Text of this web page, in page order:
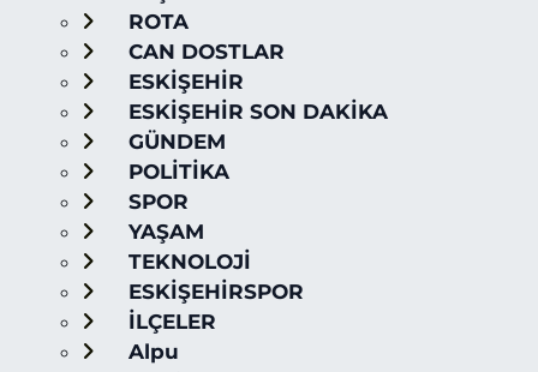
ROTA
CAN DOSTLAR
ESKİŞEHİR
ESKİŞEHİR SON DAKİKA
GÜNDEM
POLİTİKA
SPOR
YAŞAM
TEKNOLOJİ
ESKİŞEHİRSPOR
İLÇELER
Alpu